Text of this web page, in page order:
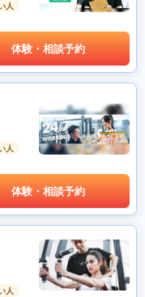
人
体験・相談予約
人
体験・相談予約
人